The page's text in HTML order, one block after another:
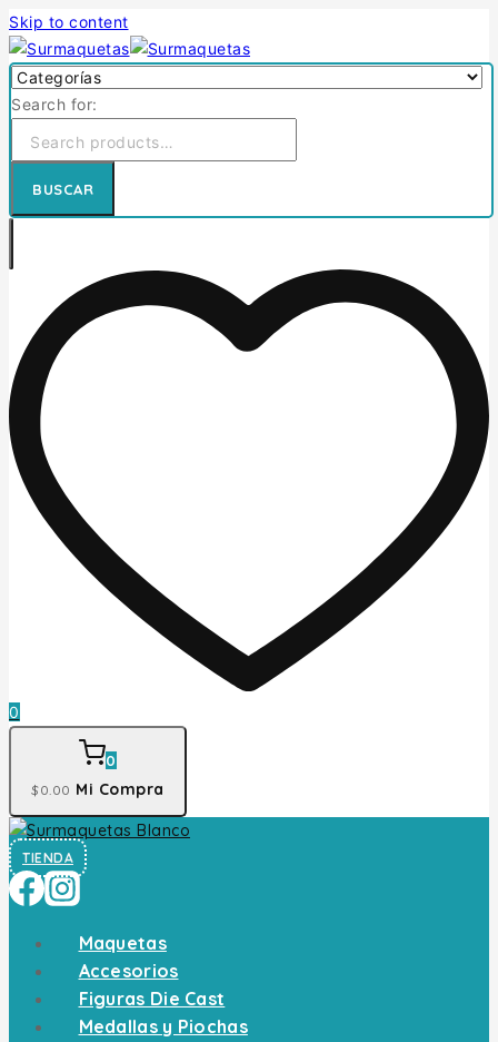
Skip to content
Search for:
BUSCAR
0
0
$0 .00 Mi Compra
TIENDA
Maquetas
Accesorios
Figuras Die Cast
Medallas y Piochas